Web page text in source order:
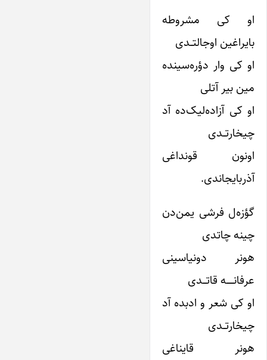
او کی مشروطه
بایراغین اوجالتــدی
او کی وار دؤره‌سینده
مین بیر آتلی
او کی آزاده‌لیک‌ده آد
چیخارتــدی
اونون قونداغی
آذربایجاندی.
گؤزه‌ل فرشی یمن‌دن
چینه چاتدی
هونر دونیاسینی
عرفانــــــه قاتـــدی
او کی شعر و ادبده آد
چیخارتــدی
هونر قایناغی